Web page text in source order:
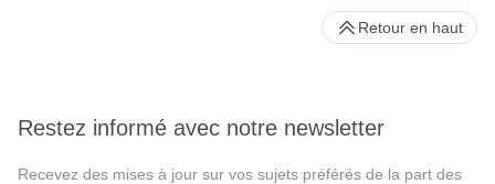
Restez informé avec notre newsletter
Recevez des mises à jour sur vos sujets préférés de la part des
Retour en haut